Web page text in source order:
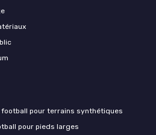
pour terrains synthétiques
pour pieds larges